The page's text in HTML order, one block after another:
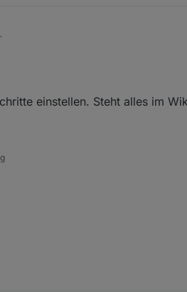
einstellen. Steht alles im